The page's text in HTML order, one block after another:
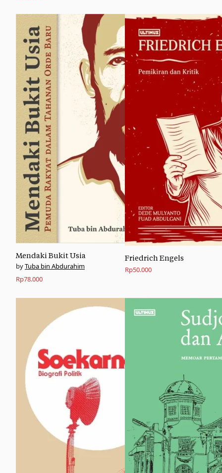
Mendaki Bukit Usia
Tuba bin Abdurahim
Rp78.000
Friedrich Engels
Rp50.000